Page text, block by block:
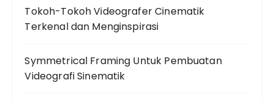
Tokoh-Tokoh Videografer Cinematik
Terkenal dan Menginspirasi
Symmetrical Framing Untuk Pembuatan
Videografi Sinematik